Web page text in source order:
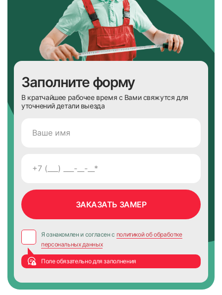
Заполните форму
В кратчайшее рабочее время с Вами свяжутся для
уточнений детали выезда
Я ознакомлен и согласен с политикой об обработке
персональных данных
Поле обязательно для заполнения